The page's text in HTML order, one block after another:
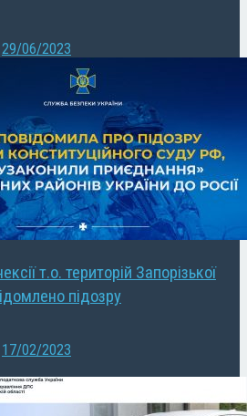
29/06/2023
т.о. територій Запорізької
підозру
17/02/2023